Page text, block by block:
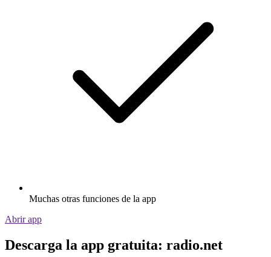
Muchas otras funciones de la app
Abrir app
Descarga la app gratuita: radio.net